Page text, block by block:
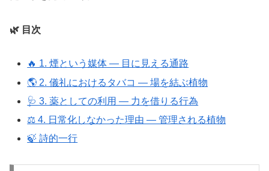
🌿 目次
🔥 1. 煙という媒体 ― 目に見える通路
🌎 2. 儀礼におけるタバコ ― 場を結ぶ植物
🩺 3. 薬としての利用 ― 力を借りる行為
⚖️ 4. 日常化しなかった理由 ― 管理される植物
🍃 詩的一行